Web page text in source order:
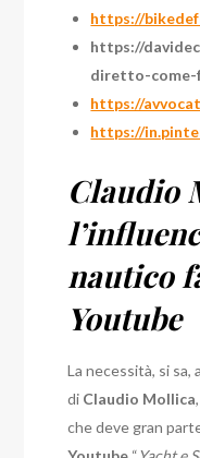
https://
https://
diretto-come-
https://
https://
Claudio
nautico
Youtube
La necessità, si sa,
di Claudio Mollica
che deve gran